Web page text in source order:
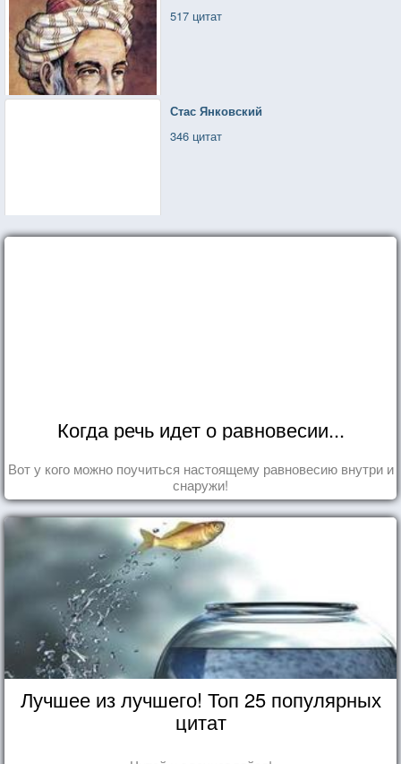
517 цитат
Стас Янковский
346 цитат
Когда речь идет о равновесии...
Вот у кого можно поучиться настоящему равновесию внутри и
снаружи!
Лучшее из лучшего! Топ 25 популярных
цитат